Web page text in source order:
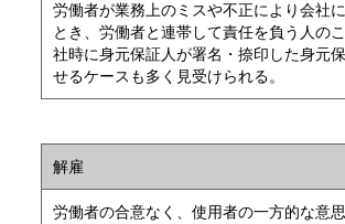
労働者が業務上のミスや不正により会社
とき、労働者と連帯して責任を負う人の
社時に身元保証人が署名・捺印した身元
せるケースも多く見受けられる。
解雇
労働者の合意なく、使用者の一方的な意